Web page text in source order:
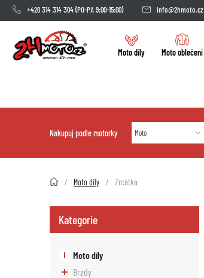
+420 314 314 304(PO-PA 9:00-15:00) info@2hmoto.cz
Moto díly Moto oblečení
Nakupuj podle motorky
2HMOTO.cz Moto díly Zrcátka
Kategorie
Moto díly
Brzdy